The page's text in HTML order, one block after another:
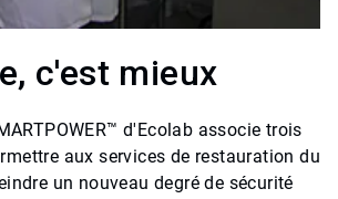
c'est mieux
d'Ecolab associe trois
aux services de restauration du
un nouveau degré de sécurité